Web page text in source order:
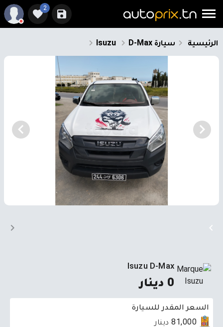
2
الرئيسية سيارة Isuzu D-Max
Isuzu D-Max
0 دينار
السعر المقدر للسيارة
81,000 دينار